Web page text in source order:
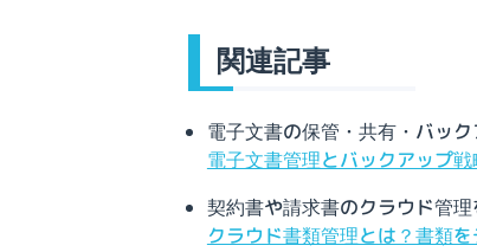
関連記事
電子文書の保管・共有・バッ
電子文書管理とバックアップ
契約書や請求書のクラウド管
クラウド書類管理とは？書類